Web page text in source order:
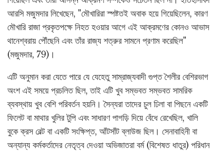
আরসি মজুমদার লিখেছেন, "মৌখারিরা স্পষ্টতই অবাক হয়ে গিয়েছিলেন, কারণ
মৌখারি রাজা প্রকৃতপক্ষে নিহত হওয়ার আগে এই আক্রমণের কোনও আভাস
থানেশ্বরায় পৌঁছেনি এবং তাঁর রাজ্য শত্রুর সামনে প্রণাম করেছিল"
(মজুমদার, 79)।
এটি অনুমান করা যেতে পারে যে যেহেতু সাম্রাজ্যবাদী গুপ্ত শৈলীর বেশিরভাগ
অংশ এই সময়ে প্রচলিত ছিল, তাই এটি খুব সম্ভবত সম্ভবত সামরিক
ব্যবস্থায় খুব বেশি পরিবর্তন হয়নি। সৈন্যরা তাদের চুল ঢিলা বা পিছনে একটি
ফিলেট বা মাথার খুলির টুপি এবং সাধারণ পাগড়ি দিয়ে বেঁধে রেখেছিল, খালি
বুকে ক্রস বেল্ট বা একটি সংক্ষিপ্ত, আঁটসাঁট ব্লাউজ ছিল। সেনাবাহিনী বা
অন্যান্য কর্মকর্তাদের নেতৃত্ব দেওয়া অভিজাতরা বর্ম (বিশেষত ধাতুর) পরিধান